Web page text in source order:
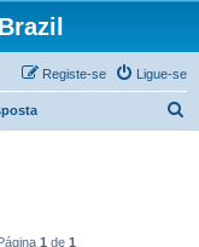
Ligue-se
Registe-se
1 de 1